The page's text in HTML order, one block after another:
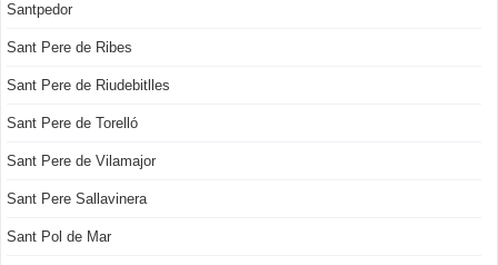
Santpedor
Sant Pere de Ribes
Sant Pere de Riudebitlles
Sant Pere de Torelló
Sant Pere de Vilamajor
Sant Pere Sallavinera
Sant Pol de Mar